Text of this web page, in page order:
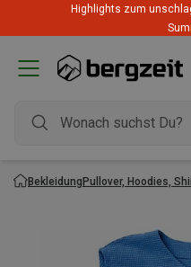
Highlights zum
Dynafit
BekleidungPullover, Hoodies,